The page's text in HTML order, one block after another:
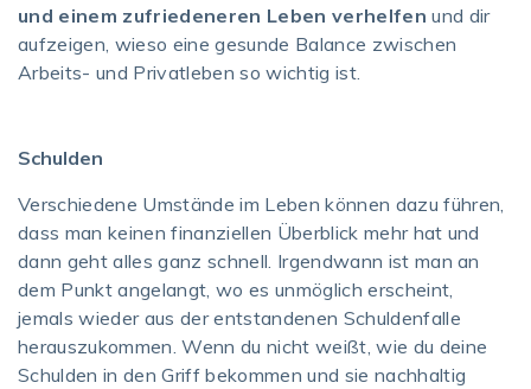
und einem zufriedeneren Leben verhelfen und dir
aufzeigen, wieso eine gesunde Balance zwischen
Arbeits- und Privatleben so wichtig ist.
Schulden
Verschiedene Umstände im Leben können dazu führen,
dass man keinen finanziellen Überblick mehr hat und
dann geht alles ganz schnell. Irgendwann ist man an
dem Punkt angelangt, wo es unmöglich erscheint,
jemals wieder aus der entstandenen Schuldenfalle
herauszukommen. Wenn du nicht weißt, wie du deine
Schulden in den Griff bekommen und sie nachhaltig